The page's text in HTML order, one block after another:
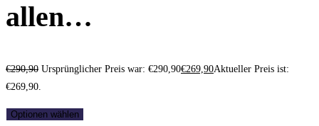
allen…
€290,90 Ursprünglicher Preis war: €290,90€269,90Aktueller Preis ist:
€269,90.
Optionen wählen